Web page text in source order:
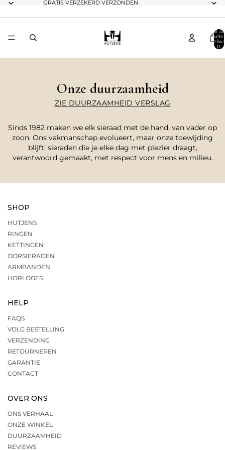
GRATIS VERZEKERD VERZONDEN
Totaal
0
Onze duurzaamheid
ZIE DUURZAAMHEID VERSLAG
Sinds 1982 maken we elk sieraad met de hand, van vader op
zoon. Ons vakmanschap evolueert, maar onze toewijding
blijft: sieraden die je elke dag met plezier draagt,
verantwoord gemaakt, met respect voor mens en milieu.
SHOP
HUTJENS
RINGEN
KETTINGEN
OORSIERADEN
ARMBANDEN
HORLOGES
HELP
FAQS
VOLG BESTELLING
VERZENDING
RETOURNEREN
GARANTIE
CONTACT
OVER ONS
ONS VERHAAL
ONZE WINKEL
DUURZAAMHEID
REVIEWS